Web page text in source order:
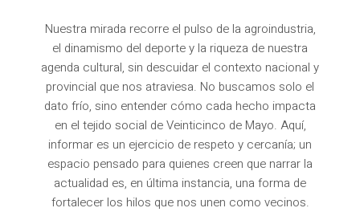
Nuestra mirada recorre el pulso de la agroindustria,
el dinamismo del deporte y la riqueza de nuestra
agenda cultural, sin descuidar el contexto nacional y
provincial que nos atraviesa. No buscamos solo el
dato frío, sino entender cómo cada hecho impacta
en el tejido social de Veinticinco de Mayo. Aquí,
informar es un ejercicio de respeto y cercanía; un
espacio pensado para quienes creen que narrar la
actualidad es, en última instancia, una forma de
fortalecer los hilos que nos unen como vecinos.